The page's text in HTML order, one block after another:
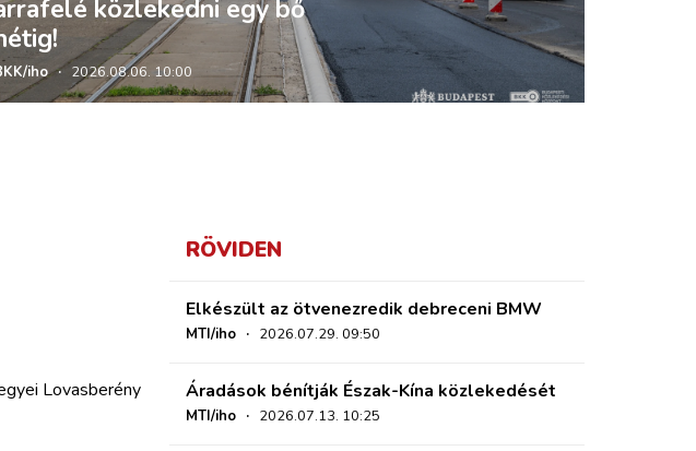
közlekedni egy bő
iho · 2026.08.06. 10:00
Lovasberény
RÖVIDEN
Elkészült az ötvenezredik debreceni BMW
MTI/iho · 2026.07.29. 09:50
Áradások bénítják Észak-Kína közlekedését
MTI/iho · 2026.07.13. 10:25